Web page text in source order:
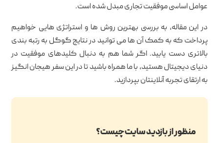
عوامل اساسی موفقیت تجاری مبدل شده است.
در این مقاله، به بررسی بهترین روش ها و استراتژی هایی خواهیم
پرداخت که به کمک آن ها می توانید در نتایج گوگل به رتبه بندی
بالاتری دست یابید. اگر شما هم به دنبال کلیدهای موفقیت در
دنیای دیجیتال هستید، با ما همراه باشید تا در این سفر هیجان انگیز
به ارتقای تجربه آنلاینتان بپردازید.
منظور از بازدید سایت چیست؟